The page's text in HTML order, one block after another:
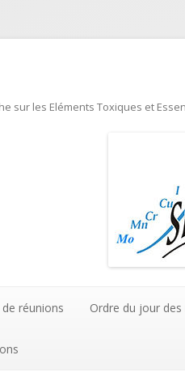
sur les Eléments Toxiques et
réunions Ordre du jour des